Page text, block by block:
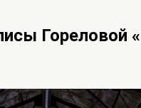
Гореловой